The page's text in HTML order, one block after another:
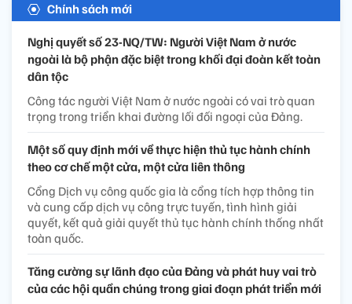
Chính sách mới
Nghị quyết số 23-NQ/TW: Người Việt Nam ở nước
ngoài là bộ phận đặc biệt trong khối đại đoàn kết toàn
dân tộc
Công tác người Việt Nam ở nước ngoài có vai trò quan
trọng trong triển khai đường lối đối ngoại của Đảng.
Một số quy định mới về thực hiện thủ tục hành chính
theo cơ chế một cửa, một cửa liên thông
Cổng Dịch vụ công quốc gia là cổng tích hợp thông tin
và cung cấp dịch vụ công trực tuyến, tình hình giải
quyết, kết quả giải quyết thủ tục hành chính thống nhất
toàn quốc.
Tăng cường sự lãnh đạo của Đảng và phát huy vai trò
của các hội quần chúng trong giai đoạn phát triển mới